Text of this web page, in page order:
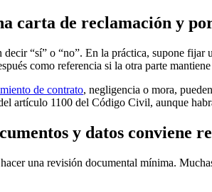
carta de reclamación y
“sí” o “no”. En la práctica, supone
como referencia si la otra parte
de contrato, negligencia o mora,
artículo 1100 del Código Civil, aunque
y datos conviene
una revisión documental mínima.